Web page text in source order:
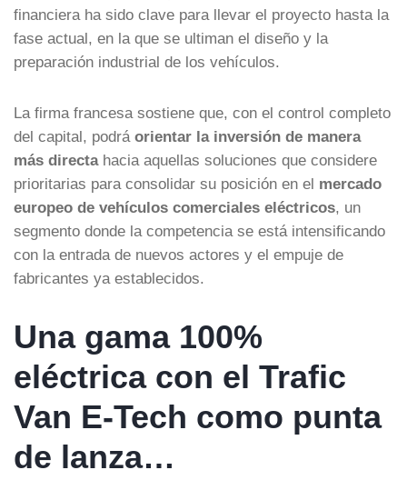
financiera ha sido clave para llevar el proyecto hasta la
fase actual, en la que se ultiman el diseño y la
preparación industrial de los vehículos.
La firma francesa sostiene que, con el control completo
del capital, podrá orientar la inversión de manera
más directahacia aquellas soluciones que considere
prioritarias para consolidar su posición en el mercado
europeo de vehículos comerciales eléctricos, un
segmento donde la competencia se está intensificando
con la entrada de nuevos actores y el empuje de
fabricantes ya establecidos.
Una gama 100%
eléctrica con el Trafic
Van E-Tech como punta
de lanza…